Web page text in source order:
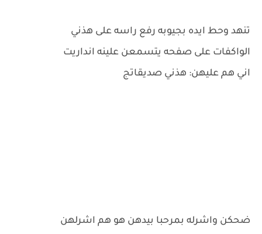
تنهد وحط ايده بجيوبه رفع راسه على هذني
الواكفات على صفحه يتسمعن علينه انداريت
اني هم عليهن: هذني صديقاتج
ضحكن واشرله بمرحبا بيدهن هو هم اشرلهن